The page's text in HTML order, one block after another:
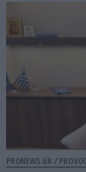
PRONEWS.GR /